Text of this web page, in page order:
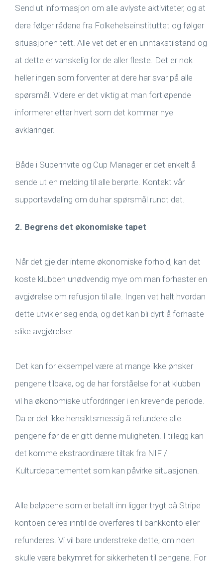
Send ut informasjon om alle avlyste aktiviteter, og at
dere følger rådene fra Folkehelseinstituttet og følger
situasjonen tett. Alle vet det er en unntakstilstand og
at dette er vanskelig for de aller fleste. Det er nok
heller ingen som forventer at dere har svar på alle
spørsmål. Videre er det viktig at man fortløpende
informerer etter hvert som det kommer nye
avklaringer.
Både i Superinvite og Cup Manager er det enkelt å
sende ut en melding til alle berørte. Kontakt vår
supportavdeling om du har spørsmål rundt det.
2. Begrens det økonomiske tapet
Når det gjelder interne økonomiske forhold, kan det
koste klubben unødvendig mye om man forhaster en
avgjørelse om refusjon til alle. Ingen vet helt hvordan
dette utvikler seg enda, og det kan bli dyrt å forhaste
slike avgjørelser.
Det kan for eksempel være at mange ikke ønsker
pengene tilbake, og de har forståelse for at klubben
vil ha økonomiske utfordringer i en krevende periode.
Da er det ikke hensiktsmessig å refundere alle
pengene før de er gitt denne muligheten. I tillegg kan
det komme ekstraordinære tiltak fra NIF /
Kulturdepartementet som kan påvirke situasjonen.
Alle beløpene som er betalt inn ligger trygt på Stripe
kontoen deres inntil de overføres til bankkonto eller
refunderes. Vi vil bare understreke dette, om noen
skulle være bekymret for sikkerheten til pengene. For